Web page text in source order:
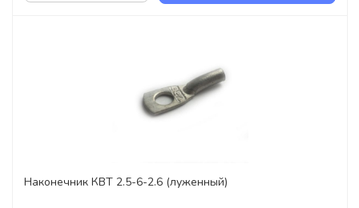
Наконечник КВТ 2.5-6-2.6 (луженный)